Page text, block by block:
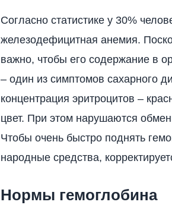
Согласно статистике у 30%
железодефицитная анемия.
важно, чтобы его содержание в
– один из симптомов сахарного
концентрация эритроцитов –
цвет. При этом нарушаются
Чтобы очень быстро поднять
народные средства,
Нормы гемоглобина